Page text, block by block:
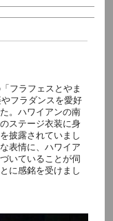
フラフェスとやま
フラダンスを愛好
。ハワイアンの南
ステージ衣装に身
披露されていまし
表情に、ハワイア
いていることが伺
に感銘を受けまし